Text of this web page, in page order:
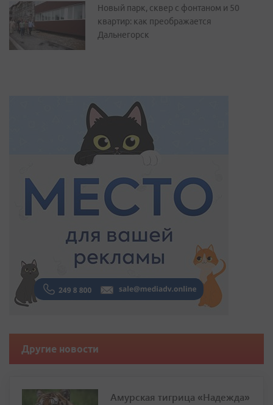
Новый парк, сквер с фонтаном и 50
квартир: как преображается
Дальнегорск
Другие новости
Амурская тигрица «Надежда»